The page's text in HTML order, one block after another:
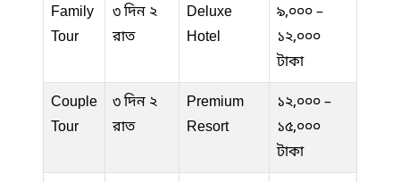
Family
Tour
৩ দিন ২
রাত
Deluxe
Hotel
৯,০০০ –
১২,০০০
টাকা
Couple
Tour
৩ দিন ২
রাত
Premium
Resort
১২,০০০ –
১৫,০০০
টাকা